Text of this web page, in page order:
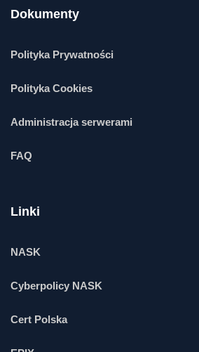
Dokumenty
Polityka Prywatności
Polityka Cookies
Administracja serwerami
FAQ
Linki
NASK
Cyberpolicy NASK
Cert Polska